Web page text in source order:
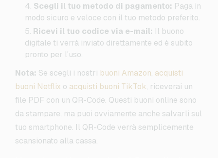
Scegli il tuo metodo di pagamento: Paga in
modo sicuro e veloce con il tuo metodo preferito.
Ricevi il tuo codice via e-mail: Il buono
digitale ti verrà inviato direttamente ed è subito
pronto per l'uso.
Nota: Se scegli i nostri buoni Amazon, acquisti
buoni Netflix o acquisti buoni TikTok, riceverai un
file PDF con un QR-Code. Questi buoni online sono
da stampare, ma puoi ovviamente anche salvarli sul
tuo smartphone. Il QR-Code verrà semplicemente
scansionato alla cassa.